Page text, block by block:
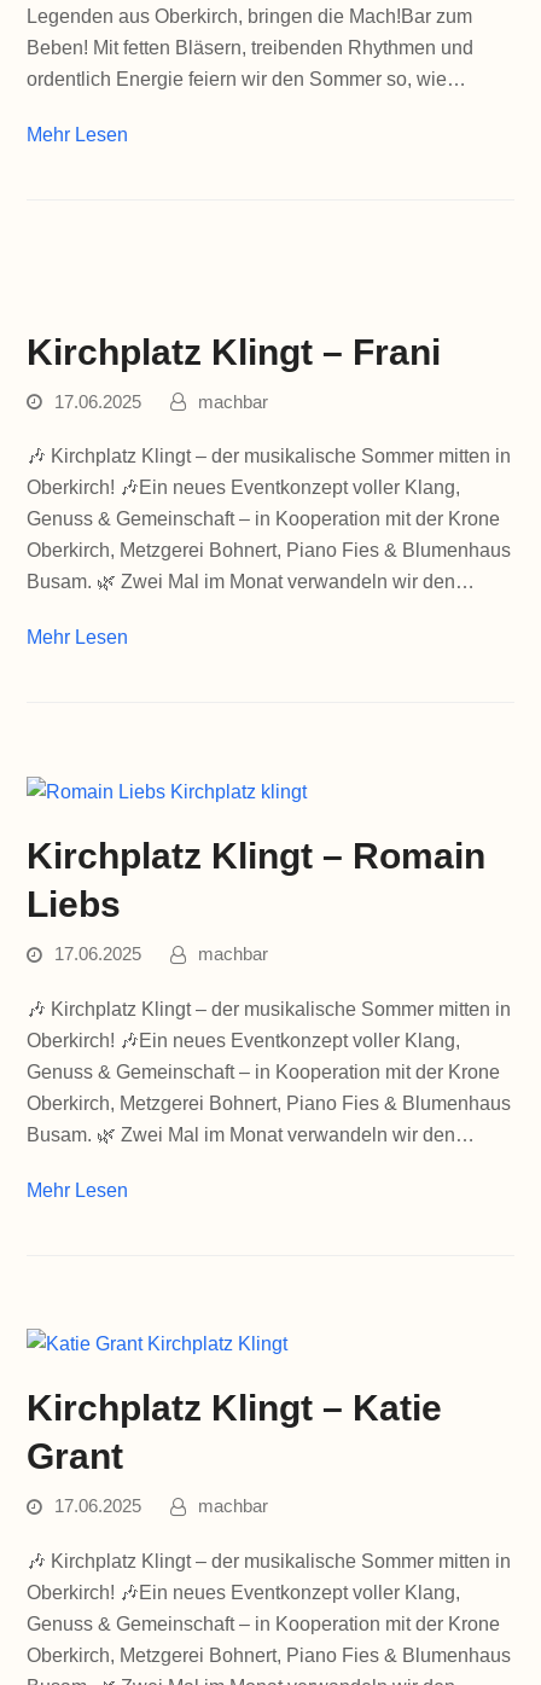
Legenden aus Oberkirch, bringen die Mach!Bar zum
Beben! Mit fetten Bläsern, treibenden Rhythmen und
ordentlich Energie feiern wir den Sommer so, wie…
Mehr Lesen
Kirchplatz Klingt – Frani
17.06.2025 machbar
🎶 Kirchplatz Klingt – der musikalische Sommer mitten in
Oberkirch! 🎶Ein neues Eventkonzept voller Klang,
Genuss & Gemeinschaft – in Kooperation mit der Krone
Oberkirch, Metzgerei Bohnert, Piano Fies & Blumenhaus
Busam. 🌿 Zwei Mal im Monat verwandeln wir den…
Mehr Lesen
Kirchplatz Klingt – Romain
Liebs
17.06.2025 machbar
🎶 Kirchplatz Klingt – der musikalische Sommer mitten in
Oberkirch! 🎶Ein neues Eventkonzept voller Klang,
Genuss & Gemeinschaft – in Kooperation mit der Krone
Oberkirch, Metzgerei Bohnert, Piano Fies & Blumenhaus
Busam. 🌿 Zwei Mal im Monat verwandeln wir den…
Mehr Lesen
Kirchplatz Klingt – Katie
Grant
17.06.2025 machbar
🎶 Kirchplatz Klingt – der musikalische Sommer mitten in
Oberkirch! 🎶Ein neues Eventkonzept voller Klang,
Genuss & Gemeinschaft – in Kooperation mit der Krone
Oberkirch, Metzgerei Bohnert, Piano Fies & Blumenhaus